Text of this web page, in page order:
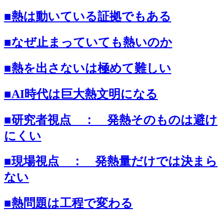
■熱は動いている証拠でもある
■なぜ止まっていても熱いのか
■熱を出さないは極めて難しい
■AI時代は巨大熱文明になる
■研究者視点 ： 発熱そのものは避け
にくい
■現場視点 ： 発熱量だけでは決まら
ない
■熱問題は工程で変わる